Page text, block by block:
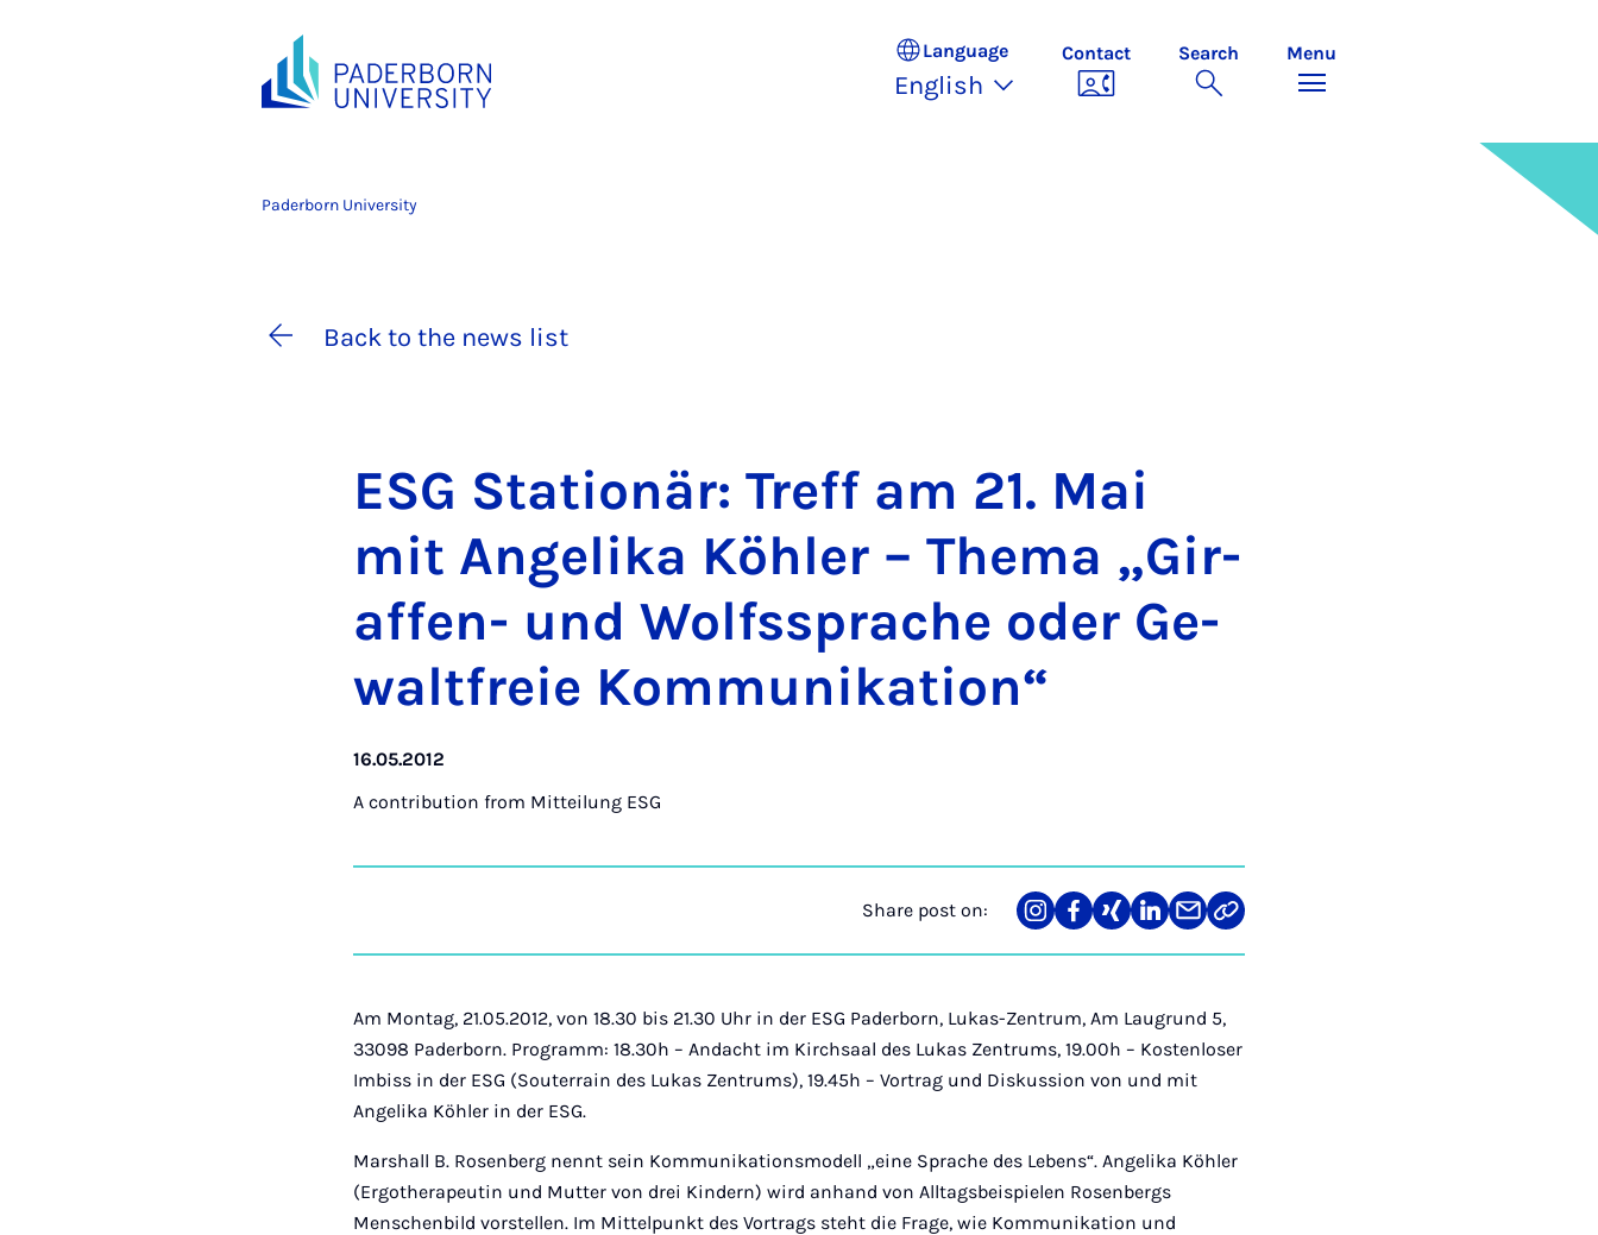
Language
English
Contact Search Menu
Paderborn University
Back to the news list
ESG Sta­tionär: Treff am 21. Mai
mit An­gelika Köhler – Thema „Gir­
af­fen- und Wolfss­prache oder Ge­
walt­freie Kom­munika­tion“
16.05.2012
A contribution from Mitteilung ESG
Share post on:
Share
on
Teilen
auf
Teilen
auf
Teilen
auf
Teilen
über
Mail
Link
kopieren
Am Montag, 21.05.2012, von 18.30 bis 21.30 Uhr in der ESG Paderborn, Lukas-Zentrum, Am Laugrund 5,
33098 Paderborn. Programm: 18.30h – Andacht im Kirchsaal des Lukas Zentrums, 19.00h – Kostenloser
Imbiss in der ESG (Souterrain des Lukas Zentrums), 19.45h – Vortrag und Diskussion von und mit
Angelika Köhler in der ESG.
Marshall B. Rosenberg nennt sein Kommunikationsmodell „eine Sprache des Lebens“. Angelika Köhler
(Ergotherapeutin und Mutter von drei Kindern) wird anhand von Alltagsbeispielen Rosenbergs
Menschenbild vorstellen. Im Mittelpunkt des Vortrags steht die Frage, wie Kommunikation und